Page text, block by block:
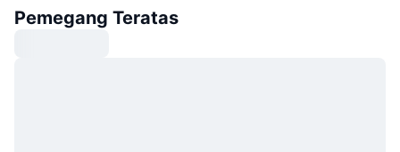
Pemegang Teratas